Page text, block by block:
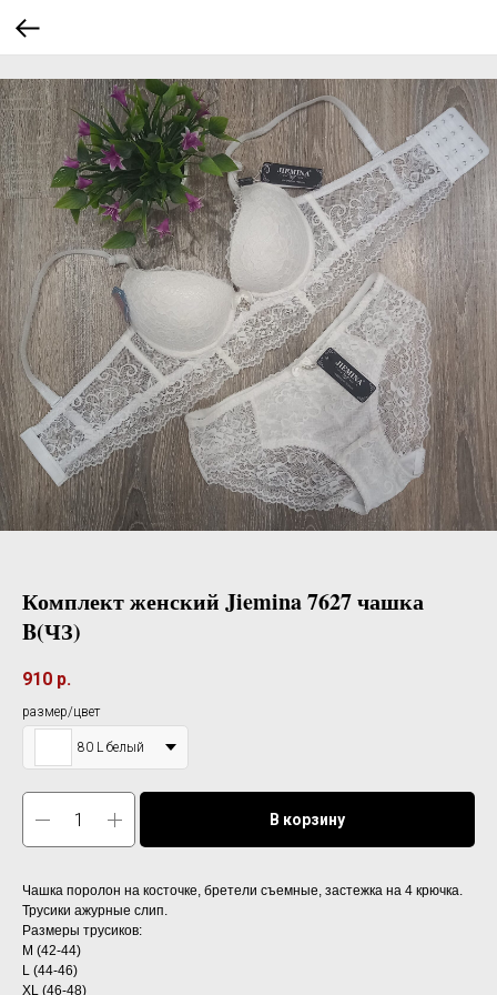
Комплект женский Jiemina 7627 чашка
B(ЧЗ)
910 р.
размер/цвет
80 L белый
В корзину
Чашка поролон на косточке, бретели съемные, застежка на 4 крючка.
Трусики ажурные слип.
Размеры трусиков:
М (42-44)
L (44-46)
XL (46-48)